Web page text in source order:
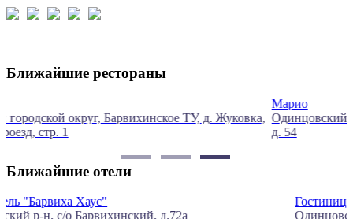
Ближайшие рестораны
Одинцовский городской округ, Барвихинское ТУ, д.
д. 54
Ближайшие отели
Гостиница "Лайково"
Одинцовский городской округ, село Лайково, 171А